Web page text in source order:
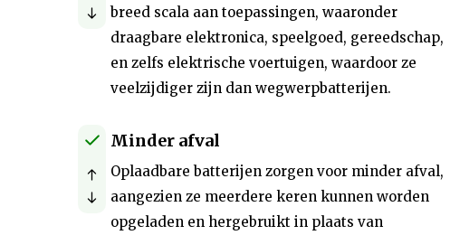
breed scala aan toepassingen, waaronder
draagbare elektronica, speelgoed, gereedschap,
en zelfs elektrische voertuigen, waardoor ze
veelzijdiger zijn dan wegwerpbatterijen.
Minder afval
Oplaadbare batterijen zorgen voor minder afval,
aangezien ze meerdere keren kunnen worden
opgeladen en hergebruikt in plaats van